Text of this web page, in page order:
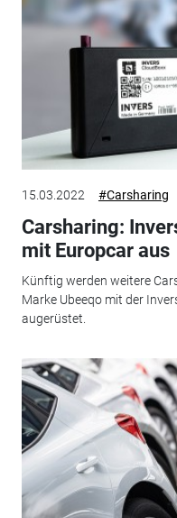
15.03.2022 #Carsharing
Carsharing:
mit Europcar aus
Künftig werden weitere
Marke Ubeeqo mit der
augerüstet.